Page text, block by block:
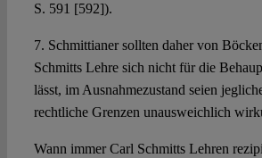
S. 591 [592]).
7. Schmittianer sollten daher von
Schmitts Lehre sich nicht für die
lässt, im Ausnahmezustand seien
rechtliche Grenzen unausweichlich
Wann immer Carl Schmitts Lehren